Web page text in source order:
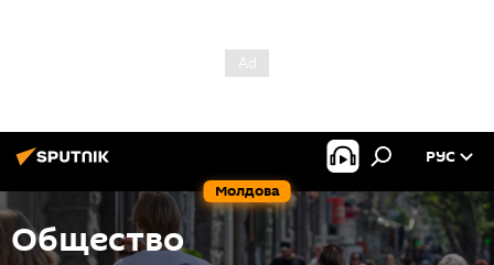
Молдова
РУС
Общество